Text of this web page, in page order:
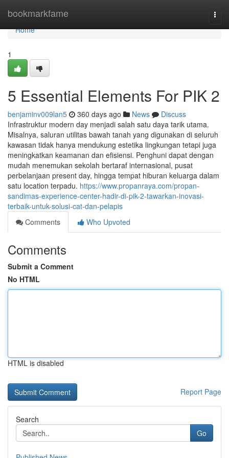
bookmarkfame
Home
Home
1
5 Essential Elements For PIK 2
benjaminv009lan5 360 days ago News
Discuss
Infrastruktur modern day menjadi salah satu daya tarik utama.
Misalnya, saluran utilitas bawah tanah yang digunakan di seluruh
kawasan tidak hanya mendukung estetika lingkungan tetapi juga
meningkatkan keamanan dan efisiensi. Penghuni dapat dengan
mudah menemukan sekolah bertaraf internasional, pusat
perbelanjaan present day, hingga tempat hiburan keluarga dalam
satu location terpadu. https://www.propanraya.com/propan-
sandimas-experience-center-hadir-di-pik-2-tawarkan-inovasi-
terbaik-untuk-solusi-cat-dan-pelapis
Comments
Who Upvoted
Comments
Submit a Comment
No HTML
HTML is disabled
Report Page
Search
Go